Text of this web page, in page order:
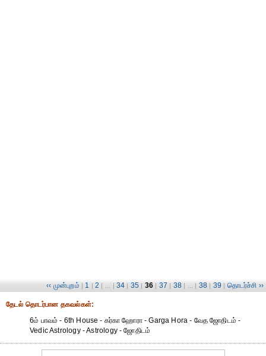
‹‹ முன்புறம் | 1 | 2 | ... | 34 | 35 | 36 | 37 | 38 | ... | 38 | 39 | தொடர்ச்சி ››
தேட‌ல் தொட‌ர்பான தகவ‌ல்க‌ள்:
6ம் பாவம் - 6th House - கர்கா ஹோரா - Garga Hora - வேத ஜோதிடம் -
Vedic Astrology - Astrology - ஜோதிடம்